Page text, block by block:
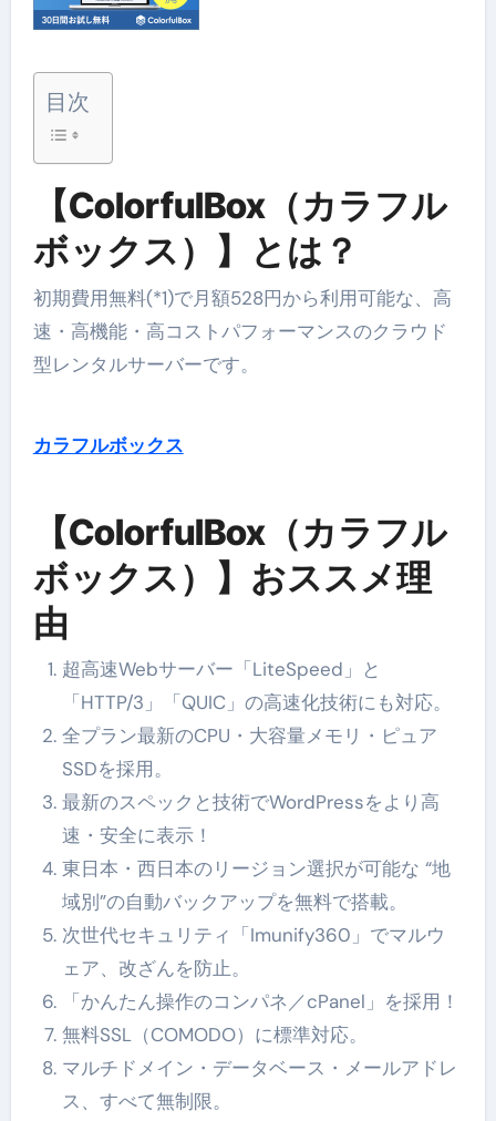
目次
【ColorfulBox（カラフル
ボックス）】とは？
初期費用無料(*1)で月額528円から利用可能な、高
速・高機能・高コストパフォーマンスのクラウド
型レンタルサーバーです。
カラフルボックス
【ColorfulBox（カラフル
ボックス）】おススメ理
由
超高速Webサーバー「LiteSpeed」と
「HTTP/3」「QUIC」の高速化技術にも対応。
全プラン最新のCPU・大容量メモリ・ピュア
SSDを採用。
最新のスペックと技術でWordPressをより高
速・安全に表示！
東日本・西日本のリージョン選択が可能な “地
域別”の自動バックアップを無料で搭載。
次世代セキュリティ「Imunify360」でマルウ
ェア、改ざんを防止。
「かんたん操作のコンパネ／cPanel」を採用！
無料SSL（COMODO）に標準対応。
マルチドメイン・データベース・メールアドレ
ス、すべて無制限。